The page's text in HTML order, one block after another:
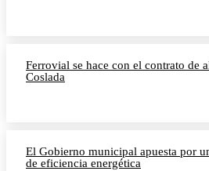
Ferrovial se hace con el contrato de
Coslada
El Gobierno municipal apuesta por
de eficiencia energética